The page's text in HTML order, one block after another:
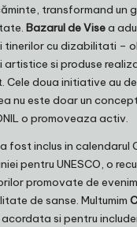
transformand un
Bazarul de Visea
tinerilor cu dizabilitati –
artistice si produse
Cele doua initiative au
nu este doar un
o promoveaza activ.
fost inclus in calendarul
pentru UNESCO, o
promovate de
de sanse. Multumim
si pentru